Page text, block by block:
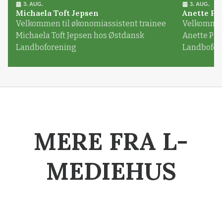
3. AUG.
Michaela Toft Jepsen
Velkommen til økonomiassistent trainee
Michaela Toft Jepsen hos Østdansk
Landboforening
3. AUG.
Anette
Anette
MERE FRA L-
MEDIEHUS